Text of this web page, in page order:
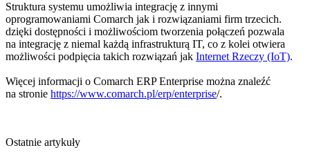
Struktura systemu umożliwia integrację z innymi
oprogramowaniami Comarch jak i rozwiązaniami firm trzecich.
dzięki dostępności i możliwościom tworzenia połączeń pozwala
na integrację z niemal każdą infrastrukturą IT, co z kolei otwiera
możliwości podpięcia takich rozwiązań jak Internet Rzeczy (IoT).
Więcej informacji o Comarch ERP Enterprise można znaleźć
na stronie https://www.comarch.pl/erp/enterprise/.
Ostatnie artykuły